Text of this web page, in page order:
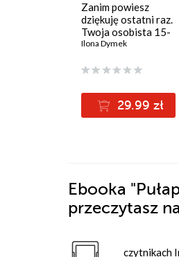
Zanim powiesz
dziękuję ostatni raz.
Twoja osobista 15-
dniowa praktyka
Ilona Dymek
29.99 zł
Ebooka
przeczytasz
czytnikach